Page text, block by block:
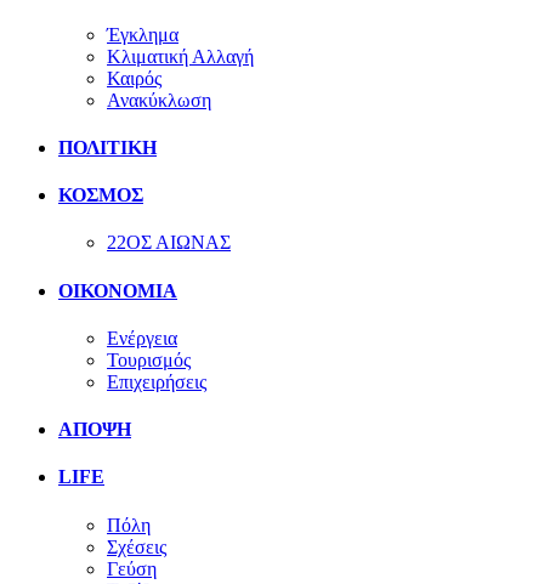
Έγκλημα
Κλιματική Αλλαγή
Καιρός
Ανακύκλωση
ΠΟΛΙΤΙΚΗ
ΚΟΣΜΟΣ
22ΟΣ ΑΙΩΝΑΣ
ΟΙΚΟΝΟΜΙΑ
Ενέργεια
Τουρισμός
Επιχειρήσεις
ΑΠΟΨΗ
LIFE
Πόλη
Σχέσεις
Γεύση